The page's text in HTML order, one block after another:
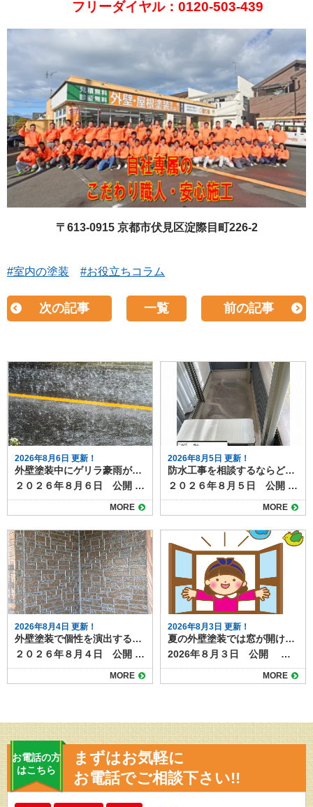
フリーダイヤル：0120-503-439
〒613-0915 京都市伏見区淀際目町226-2
#室内の塗装 #お役立ちコラム
次の記事 一覧 前の記事
2026年8月6日 更新！
外壁塗装中にゲリラ豪雨が降ったら？工事への影響と対応方法
２０２６年８月６日 公開 夏場を中心に増えているゲリラ豪雨は、外壁塗装工事にも大きな影響を与えます。 短時間で強い雨が降ると、塗料の仕上がり不良や工期の延長につながるため、現場では慎重な判断が求められます。 本記事では、突然の雨が外壁塗装工事に与える影響と、業者が行う対策について解説します。 目次ゲリラ豪雨が工事に与える影響塗料の密着不良色ムラや白化現象工期の延長施工業者が行う雨対策天気予報の細かなチェック塗装前の作業判断養生やシートでの防護工事中にゲリラ豪雨が降った場合の流れ施主ができる心構えまとめ ゲリラ豪雨が工事に与える影響 工事中のゲリラ豪雨が与える仕上がりや耐久性への影響を確認しておきましょう。 塗料の密着不良 塗装面が濡れた状態で塗料が付着すると、乾燥後に剥がれやすくなります。特に下塗り前や塗料の乾燥途中に雨が降ると、仕上がりや耐久性に影響します。 色ムラや白化現象 塗料が完全に乾く前に雨水が付着すると、表面が白っぽく濁ったり色ムラが発生します。この状態になると塗り直しが必要です。 工期の延長 ゲリラ豪雨は予測が難しいため、作業を中断したり翌日以降に工程をずらすことがあります。乾燥時間の確保も必要なため、予定より工期が伸びる場合があります。 施工業者が行う雨対策 塗装工事の施工業者は、天気予報によって、 ①雨が降り出すまで作業し、降ってきたらすぐに中断する ②１日中降りそうなので、最初から今日の作業を中止する のいずれかの判断をします。 ゲリラ豪雨などお天気の具合は、予報を見ていてもなかなか予測がつきづらいものですが、施工業者は事前に次のような対策を行って、急な雨に備えています。 天気予報の細かなチェック 近年は1時間単位のピンポイント予報が利用でき、工事前や休憩時間にも確認して作業スケジュールを調整します。 塗装前の作業判断 雨雲レーダーで豪雨の可能性が高い場合は、塗装工程を行わず、養生や下地調整など雨の影響を受けにくい作業に切り替えます。 養生やシートでの防護 作業中に急な雨が降った際は、足場のメッシュシートやビニールで塗装面を覆い、雨水の付着を防ぎます。 工事中にゲリラ豪雨が降った場合の流れ 塗装工事中にゲリラ豪雨に見舞われた場合には、次のように対応するのが一般的です。 作業を即時中断し、塗装面を雨から守る 雨が止んだら塗装面の水分を拭き取り、乾燥を確認 必要に応じて、部分的に再塗装を実施 乾燥状態が確保できない場合は翌日以降に作業を延期 塗料は余分な水分が混ざると耐久性や仕上がりに影響ができます。乾燥前に雨にあたらないようにすることと、作業を再開する際には、雨の影響を確認し、必要に応じて再塗装するなど修正が必要になります。 乾燥時間をしっかりとり、次の工程に移るためにも、雨の日やその翌日はしっかりと時間をとりますので、工期が伸びることもあります。 施主ができる心構え ゲリラ豪雨に限らず、天候が塗装工事に与える影響について事前に知っておくと、不安にならずに過ごすことができます。 夏場や梅雨時期は、工期が天候に左右されやすいことを理解する 工期延長があっても無理に急がせず、品質重視で進めてもらう 工事前の打ち合わせで「雨天時の対応方針」を確認しておく など、「家の外の工事は天気次第。さらに塗装は雨の影響を受け耐久性や仕上がりにも影響がある」ことを知っておきましょう。 まとめ 外壁塗装は天候の影響を大きく受ける工事です。ゲリラ豪雨が発生すると作業が中断され、工期が延びることもありますが、品質を守るためには必要な判断です。信頼できる業者であれば、天候を見極めながら安全かつ丁寧に作業を進めてくれます。 雨天時の対応は、塗装工程の進み具合や、今どんなことを行っているかによっても個々のケースで異なります。 実際に工事をしている場合は、施工店に「雨の場合の作業はどうなるのか」事前に確認しておくとよいでしょう。
MORE
2026年8月5日 更新！
防水工事を相談するならどこに？状況別の相談先と選び方
２０２６年８月５日 公開 屋上やベランダの防水層が劣化すると、雨漏りや建物内部の腐食につながります。そのため定期的なメンテナンスや必要な補修工事が必要になりますが、いざ防水工事を検討するとなると、「どこに相談すればよいのか分からない」という方は多いのではないでしょうか。 スムーズで意味のある防水工事を行うためには、相談先の選び方も大切です。 今回は、防水工事の相談先とその特徴を整理します。 目次防水工事の主な相談先防水工事専門業者外壁塗装・屋根工事業者ハウスメーカー・工務店管理会社（マンション・アパートの場合）防水工事の状況別のおすすめ相談先戸建住宅で雨漏りが発生している場合外壁や屋根の塗装時期と重なっている場合新築から数年以内の場合マンションやアパートの屋上防水相談前に準備しておくこと防水工事のご相談は塗り達！ 防水工事の主な相談先 防水工事の施工ができる業者や相談できる先として、次のようなところがあげられます。 防水工事専門業者 最も直接的で専門的な知識を持っているのが防水工事専門業者です。ウレタン防水、シート防水、FRP防水など各工法の特徴や費用感、耐用年数を具体的に説明してもらえます。 また、現地調査後に複数の工法を比較提案してくれる業者も多く、選択肢を広く持てます。 外壁塗装・屋根工事業者 防水工事を取り扱う塗装店や屋根業者もあります。外壁や屋根のメンテナンスと同時に依頼できるため、足場の共用で費用を抑えられる場合があります。ただし、防水専門ではない場合もあるため、施工実績や担当職人の資格を確認しましょう。 ハウスメーカー・工務店 新築時に依頼したハウスメーカーや工務店も相談先のひとつです。もともとの施工方法や、下地の種類、過去の施工履歴を把握しているため、適切な修繕方法を提案してもらえる可能性があります。ただし、下請け業者を通すため中間マージンが発生し、費用が割高になることがあります。 管理会社（マンション・アパートの場合） 集合住宅であれば、施工店へ直接連絡せず、まずは管理会社や管理組合に相談するのが基本です。共用部分の防水工事は所有者単独では決定できないため、調査や見積もりの手配も管理会社が行います。 防水工事の状況別のおすすめ相談先 防水工事は全面改修や部分改修のほか、表面のトップコートだけ塗り替える場合、雨漏りしていて下地事取り換える必要がる場合など、様々なケースがあります。下記に、事例を挙げておススメの相談先をご紹介します。 戸建住宅で雨漏りが発生している場合 防水工事専門業者に直接相談し、現地調査で原因を特定してもらうのが早道です。防水工事の補修のほか、雨漏り補修が必要になります。雨漏り専門店なども相談先になるでしょう。 外壁や屋根の塗装時期と重なっている場合 外壁塗装業者や屋根工事業者にまとめて依頼すると、塗装用に組む足場を使えるのでコストダウンになります。塗装工事店でも防水工事を扱っている施工店があるので、確認してみましょう。 新築から数年以内の場合 保証期間内であればハウスメーカーに相談し、無償修繕が可能か確認します。防水工事は５～１０年ほどの耐久性があるため、築後数年であれば、初期不良の可能性があります。 マンションやアパートの屋上防水 管理会社・管理組合経由で計画的に工事を進める必要があります。一戸だけ部分的な補修が必要になるケースもあれば、建物全体で一度にメンテナンスした方がよい場合もあります。ベランダやバルコニーの防水面に不安があれば、直接施工店に相談せず、まずは管理組合などへ連絡してみましょう。 相談前に準備しておくこと 防水工事のメンテナンスを相談する際には次のようなことをまとめて準備しておくと話がスムーズになります。 雨漏りや水たまりなどの症状がいつから発生しているか 範囲や程度が分かる写真 過去の修繕履歴や保証書 特に、過去に修繕したことがある場合は契約書や見積書などを見せられるとよいでしょう。 防水工事のご相談は塗り達！ 防水工事の相談先は状況や建物の種類によって異なります。戸建住宅であれば防水専門業者や塗装店、集合住宅なら管理会社を通すのが基本です。 どこに相談する場合でも、複数社から見積もりを取り、提案内容や保証期間を比較検討することが、後悔しない防水工事につながります。 塗り達では、塗装工事に加えて防水工事の施工も行っています。塗装工事と一緒の施工も可能ですし、防水工事のみの工事も承ります。まずはお気軽にご相談ください。
MORE
2026年8月4日 更新！
外壁塗装で個性を演出する多彩工法とは？模様仕上げの魅力と特徴
２０２６年８月４日 公開 外壁塗装というと「単色で塗るだけ」というイメージを持つ人も多いですが、近年は色だけでなく模様をつける塗装も人気を集めています。 その代表的な塗装方法が「多彩工法」です。色と質感を組み合わせた独自の仕上がりが得られ、住まいの印象を大きく変えることができます。 目次多彩工法とは多彩工法のメリット高級感と個性を演出デザインの自由度が高い既存外壁の質感を活かせる汚れが目立ちにくい多彩工法の施工方法仕上がりのバリエーション注意点と費用の目安京都・滋賀で多彩工法なら塗り達にお任せ！ 多彩工法とは 多彩工法とは、２色又は３色の組み合わせ、自然な陰影をつけながら仕上げる塗装方法です。ベースとなる色の上から、粒状の塗料や異なる色の塗材を重ねることで、深みや立体感のある模様を作り出します。 サイディング外壁の凹凸を活かす施工方法なので、元々ある柄を以下shながら塗装したり、天然石調やレンガ調など高級感を演出することも可能です。 ▶多彩工法プラン 多彩工法のメリット 多彩工法を使った塗装には様々なメリットがあります。仕上がりの美しさだけではなくもちろん塗装工事としての耐久性もばっちりあります。 高級感と個性を演出 光の当たり方や見る角度によって表情が変わり、単色塗装では得られない高級感が生まれます。 #gallery-1 { margin: auto; } #gallery-1 .gallery-item { float: left; margin-top: 10px; text-align: center; width: 50%; } #gallery-1 img { border: 2px solid #cfcfcf; } #gallery-1 .gallery-caption { margin-left: 0; } /* see gallery_shortcode() in wp-includes/media.php */ 施工前 施工後 デザインの自由度が高い 色の組み合わせや粒の大きさ、模様の出し方などを調整できるため、周囲の家と差別化しやすくなります。 既存外壁の質感を活かせる サイディングの模様を残したまま色だけを変える「クリヤー仕上げ」や、上から模様を重ねる方法もあり、リフォームでも新築のような仕上がりにできます。 汚れが目立ちにくい 多色使いのため、雨だれや埃などの汚れが単色よりも目立ちにくいという特徴があります。 多彩工法の施工方法 多彩工法は特殊な専用ローラーを使って、多彩工法専用塗料を塗っていく施工方法です。 施工には通常の塗装よりも技術が必要で、塗料の販売元であるスズカファインの認定施工店でしか施工できない工法です。多彩工法をご希望の場合は、経験豊富な職人が在籍する認定施工店に依頼することが重要です。 仕上がりのバリエーション 多彩工法には、２色又は３色仕上げ、色の組み合わせによって天然石風・砂壁風・チップ入り・グラデーション調などさまざまなパターンがあります。 例えば、ベージュ系のベースにブラウンやホワイトのチップを加えると落ち着いた印象に、グレー系にブルーの粒を混ぜるとモダンな雰囲気になります。色の組み合わせ次第で和風にも洋風にも対応可能です。 注意点と費用の目安 多彩工法は通常の単色塗装よりも工程や材料が増えるため、費用は1.2〜1.5倍程度になる場合があります。 また、部分補修の際には模様を再現する必要があるため、同じ職人や塗料を使うことが望ましいでしょう。 玄関周りや外塀だけなど一部分への施工も可能です。認定施工店にぜひご相談ください。 ▶多彩工法の施工事例はこちら 京都・滋賀で多彩工法なら塗り達にお任せ！ 外壁塗装の模様仕上げ、とくに多彩工法は、住まいの個性を引き立てる魅力的な方法です。高級感やデザイン性を求める方にはぴったりの工法ですが、仕上がりの満足度は職人の腕に大きく左右されます。施工事例を確認しながら、自分の家に合ったデザインを検討することが大切です。 京都・滋賀で多彩工法をご希望なら、認定施工店の塗り達にご相談ください！施工実績も多数あります！
MORE
2026年8月3日 更新！
夏の外壁塗装では窓が開けられない？事前対策と実際の事例
2026年８月３日 公開 外壁塗装工事では、塗料の飛散防止や安全確保のために足場と養生シートを設置します。 この養生が窓やサッシを覆ってしまうため、工事期間中は窓が開けられないことがあります。 特に夏場は室内の気温上昇が大きな負担となるため、事前の準備が欠かせません。本記事では夏の工事中の窓の開閉について、事前対策や実際の事例をご紹介します。 目次外壁塗装工事中はなぜ窓を開けられなくなるのか外壁塗装工事 夏場の窓開閉問題の事前対策エアコンの事前点検と使用カーテンや断熱シートの活用作業スケジュールの事前確認簡易扇風機やサーキュレーターの準備実際の事例夏場の外壁塗装工事はエアコンの使用や工程の事前確認で準備を 外壁塗装工事中はなぜ窓を開けられなくなるのか 外壁塗装工事時に行う養生は、塗料やホコリが室内に入らないようにするための重要な作業です。また塗料の飛散を防ぎ、作業効率を上げたり、仕上がりを美しくするために重要な工程です。 養生中は窓枠やサッシ部分もマスキングテープでしっかり密閉されるため、塗装工事をしている間は、窓などの開閉が制限されます。特に夏場は、室内の温度が上昇しても空気の入れ替えをするのが難しくなるため、事前に対策を知っておくと安心できるでしょう。 外壁塗装工事 夏場の窓開閉問題の事前対策 外壁塗装工事中は窓を開けての換気が難しい期間がしばらく続きます。次のような事前対策を取り、万全の態勢で工事を迎えましょう。 エアコンの事前点検と使用 工事前にエアコンのフィルター掃除や試運転を行い、冷房がしっかり効く状態になっているか事前に確認しておきましょう。室外機も養生することがあるため、エアコンが稼働できるように業者へ相談することも大切です。 ▶工事中のエアコンの使用についてはこちらの記事もご覧下さい カーテンや断熱シートの活用 養生シートで直射日光が遮られることはありますが、窓付近の熱こもりを軽減するため、断熱カーテンや遮熱フィルムをあらかじめ設置しておくと効果的です。エアコンとうまく併用しましょう。 作業スケジュールの事前確認 塗装期間中ずっと窓が開けられないわけではなく、工程によっては開放可能な日もあります。工事スケジュールを確認して、換気が可能なタイミングを把握しておくと安心です。 簡易扇風機やサーキュレーターの準備 冷房だけでなく空気を循環させることで、室内の温度ムラを減らせます。 実際の事例 あるお宅では、真夏に2週間の外壁塗装を実施しました。事前にエアコンの効き具合を確認し、さらに寝室にポータブルクーラーを設置したことで、夜間の暑さを軽減できたそうです。また、作業中に職人と連携し、昼休憩中や乾燥待ち時間に短時間だけ窓を開放し、室内の空気を入れ替える工夫も行われました。 別の事例では、工事期間を梅雨明け直後ではなく、気温が安定する初夏に設定することで、暑さの負担を軽減できたケースもあります。外壁塗装は一年中可能ですが、季節選びも快適さに影響します。できるだけご家族が快適に過ごせるように余裕を持ったスケジュールを組みましょう。 夏場の外壁塗装工事はエアコンの使用や工程の事前確認で準備を 夏場の外壁塗装では、窓が開けられないことによる暑さ対策が重要です。エアコンの事前準備、断熱グッズの活用、工程に応じた換気、季節の選択などを行うことで、工事中の不快感を大幅に軽減できます。施工前には必ず業者と養生範囲や工期について話し合い、快適で安全な工事期間を過ごしましょう。 外壁塗装工事中の不具合などもお気軽にご相談ください！ご連絡は塗り達まで！
MORE
お電話の方
はこちら
まずはお気軽に
お電話でご相談下さい!!